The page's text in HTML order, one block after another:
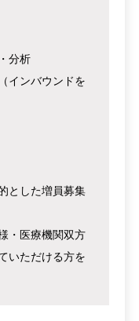
分析
インバウンドを
とした増員募集
・医療機関双方
いただける方を